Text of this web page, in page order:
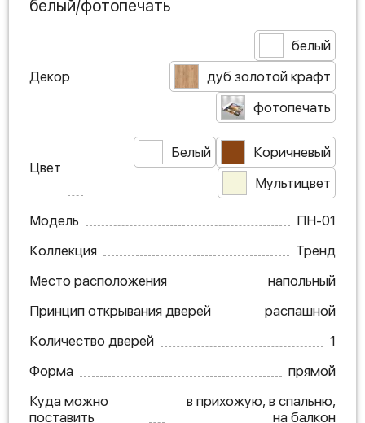
белый/фотопечать
Декор
белый
дуб золотой крафт
фотопечать
Цвет
Белый
Коричневый
Мультицвет
Модель
ПН-01
Коллекция
Тренд
Место расположения
напольный
Принцип открывания дверей
распашной
Количество дверей
1
Форма
прямой
Куда можно
поставить
в прихожую, в спальню,
на балкон